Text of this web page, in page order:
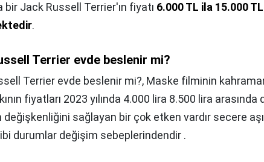
bir Jack Russell Terrier'ın fiyatı 6.000 TL ila 15.000
.
Terrier evde beslenir mi?
Terrier evde beslenir mi?, Maske filminin
fiyatları 2023 yılında 4.000 lira 8.500 lira
değişkenliğini sağlayan bir çok etken vardır secere
durumlar değişim sebeplerindendir .